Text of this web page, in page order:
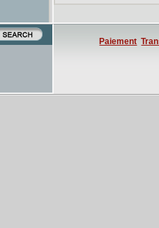
inc.
Paiement